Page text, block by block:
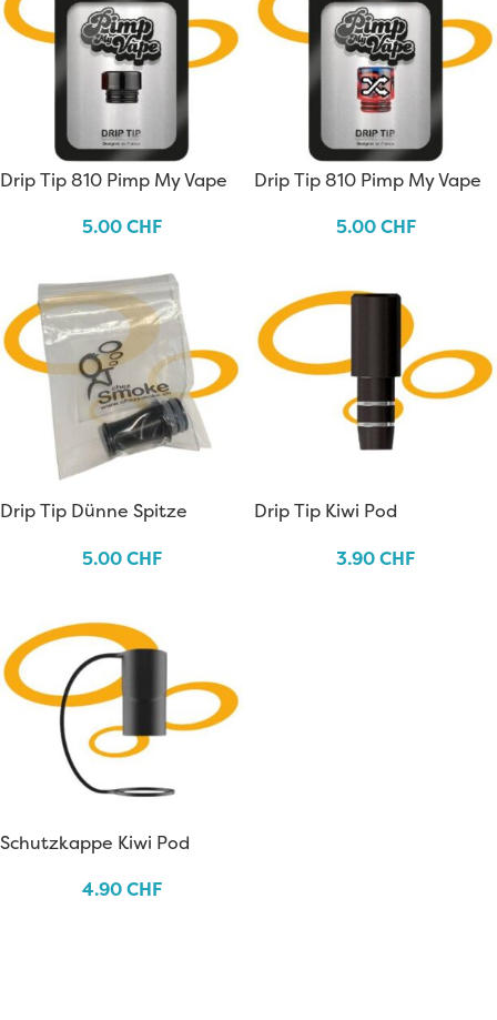
Drip Tip 810 Pimp My Vape
5.00CHF
Drip Tip 810 Pimp My Vape
5.00CHF
Drip Tip Dünne Spitze
5.00CHF
Drip Tip Kiwi Pod
3.90CHF
Schutzkappe Kiwi Pod
4.90CHF